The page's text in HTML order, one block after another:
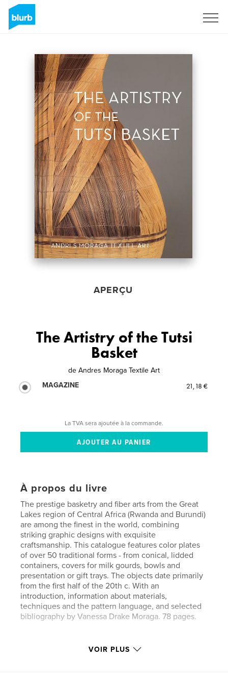
APERÇU
The Artistry of the Tutsi
Basket
de Andres Moraga Textile Art
MAGAZINE
21,18 €
La TVA sera ajoutée à la commande.
À propos du livre
The prestige basketry and fiber arts from the Great
Lakes region of Central Africa (Rwanda and Burundi)
are among the finest in the world, combining
striking graphic designs with exquisite
craftsmanship. This catalogue features color plates
of over 50 traditional forms - from conical, lidded
containers, covers for milk gourds, bowls and
presentation or gift trays. The objects date primarily
from the first half of the 20th c. With an
introduction, information about materials,
techniques and the pattern language, and selected
bibliography by Vanessa Drake Moraga. 78 pages.
Site Web de l'auteur
http://www.andresmoraga.com
VOIR PLUS